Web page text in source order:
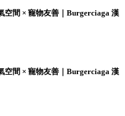
空間 × 寵物友善｜Burgerciaga 漢
空間 × 寵物友善｜Burgerciaga 漢